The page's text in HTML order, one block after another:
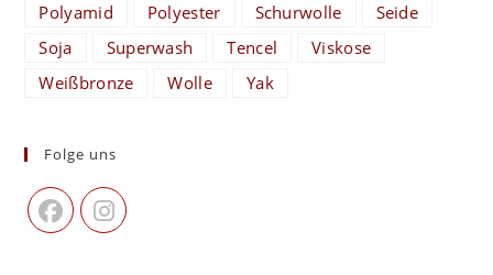
Polyamid
Polyester Schurwolle
Seide
Soja
Superwash Tencel
Viskose
Weißbronze
Wolle Yak
Folge uns